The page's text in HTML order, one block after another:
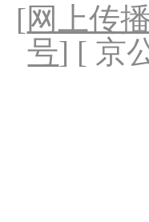
[网上传
号] [ 京